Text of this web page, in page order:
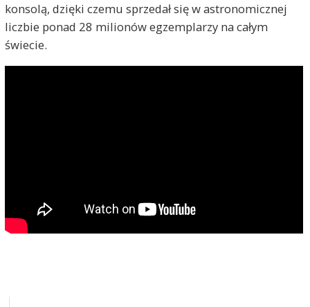
konsolą, dzięki czemu sprzedał się w astronomicznej
liczbie ponad 28 milionów egzemplarzy na całym
świecie.